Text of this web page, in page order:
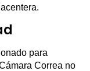
para
Correa no